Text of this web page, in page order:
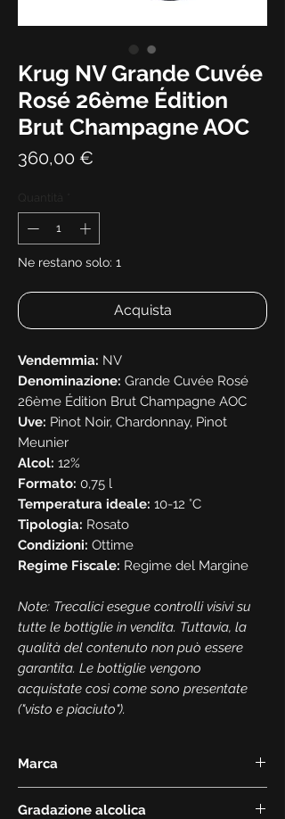
Krug NV Grande Cuvée
Rosé 26ème Édition
Brut Champagne AOC
360,00 €
Ne restano solo: 1
Acquista
Vendemmia: NV
Denominazione: Grande Cuvée Rosé
26ème Édition Brut Champagne AOC
Uve: Pinot Noir, Chardonnay, Pinot
Meunier
Alcol: 12%
Formato: 0,75 l
Temperatura ideale: 10-12 °C
Tipologia: Rosato
Condizioni: Ottime
Regime Fiscale: Regime del Margine
Note: Trecalici esegue controlli visivi su
tutte le bottiglie in vendita. Tuttavia, la
qualità del contenuto non può essere
garantita. Le bottiglie vengono
acquistate così come sono presentate
("visto e piaciuto").
Marca
Gradazione alcolica